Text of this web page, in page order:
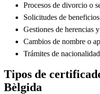
Procesos de divorcio o
Solicitudes de
Gestiones de herencias
Cambios de nombre o
Trámites de
Tipos de
Bèlgida